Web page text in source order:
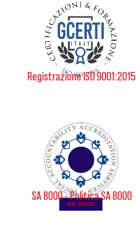
Registrazione ISO 9001:2015
SA 8000 - Politica SA 8000